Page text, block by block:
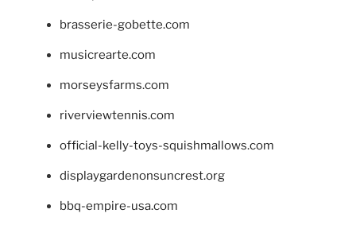
brasserie-gobette.com
musicrearte.com
morseysfarms.com
riverviewtennis.com
official-kelly-toys-squishmallows.com
displaygardenonsuncrest.org
bbq-empire-usa.com